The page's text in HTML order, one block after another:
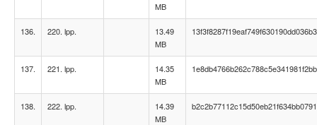
MB
136. 220. lpp.
13.49
MB
13f3f8287f19eaf749f630190dd036b3
137. 221. lpp.
14.35
MB
138. 222. lpp.
14.39
MB